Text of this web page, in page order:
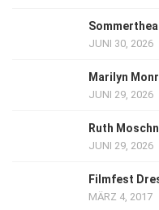
JUNI 30, 2026
Marilyn
JUNI 29, 2026
Ruth
JUNI 29, 2026
Filmfest
MÄRZ 4, 2017